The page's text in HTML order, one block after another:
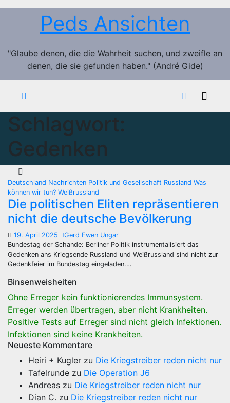
Zum
Peds Ansichten
"Glaube denen, die die Wahrheit suchen, und zweifle an
denen, die sie gefunden haben." (André Gide)
Schlagwort:
Gedenken
Deutschland Nachrichten Politik und Gesellschaft Russland Was
können wir tun? Weißrussland
Die politischen Eliten repräsentieren
nicht die deutsche Bevölkerung
19. April 2025
Gerd Ewen Ungar
Bundestag der Schande: Berliner Politik instrumentalisiert das
Gedenken ans Kriegsende Russland und Weißrussland sind nicht zur
Gedenkfeier im Bundestag eingeladen.…
Binsenweisheiten
Ohne Erreger kein funktionierendes Immunsystem.
Erreger werden übertragen, aber nicht Krankheiten.
Positive Tests auf Erreger sind nicht gleich Infektionen.
Infektionen sind keine Krankheiten.
Neueste Kommentare
Heiri + Kugler zu Die Kriegstreiber reden nicht nur
Tafelrunde zu Die Operation J6
Andreas zu Die Kriegstreiber reden nicht nur
Dian C. zu Die Kriegstreiber reden nicht nur